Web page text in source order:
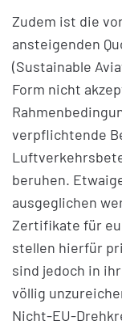
Zudem ist die
ansteigenden
(Sustainable
Form nicht
verpflichtende
beruhen.
ausgeglichen
Zertifikate für
stellen hierfür
sind jedoch in
völlig
Nicht-EU-